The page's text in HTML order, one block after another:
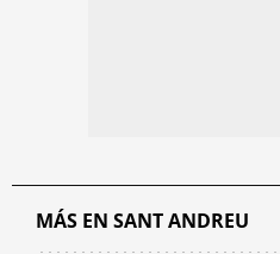
MÁS EN SANT ANDREU